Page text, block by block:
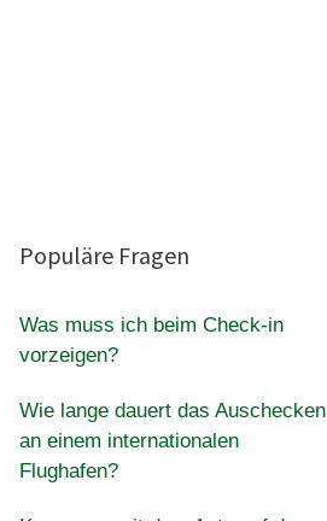
Populäre Fragen
Was muss ich beim Check-in
vorzeigen?
Wie lange dauert das Auschecken
an einem internationalen
Flughafen?